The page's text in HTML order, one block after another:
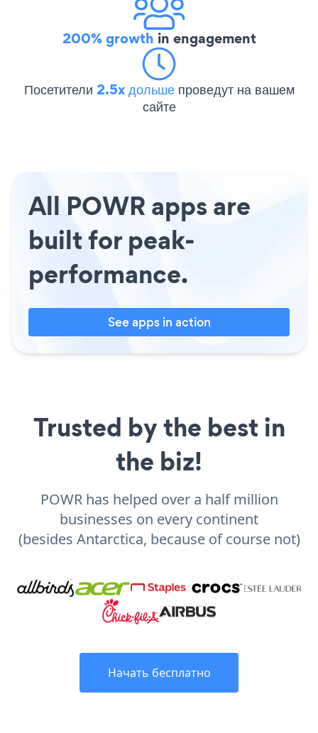
200% growth in engagement
Посетители 2.5x дольше проведут на вашем
сайте
All POWR apps are
built for peak-
performance.
See apps in action
Trusted by the best in
the biz!
POWR has helped over a half million
businesses on every continent
(besides Antarctica, because of course not)
Начать бесплатно